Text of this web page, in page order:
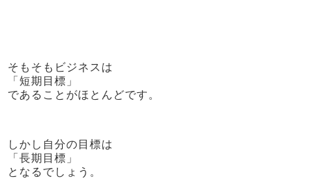
そもそもビジネスは
「短期目標」
であることがほとんどです。
しかし自分の目標は
「長期目標」
となるでしょう。